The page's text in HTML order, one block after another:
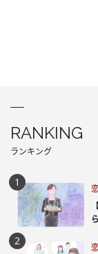
RANKING
ランキング